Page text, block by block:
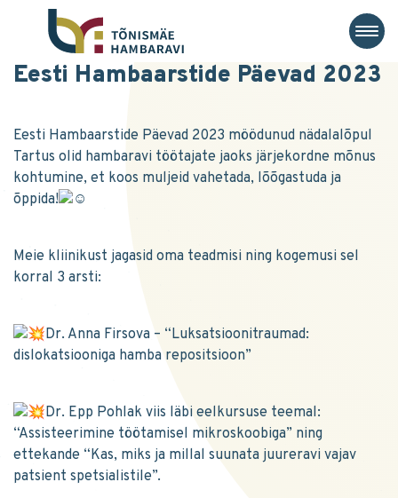
Eesti Hambaarstide Päevad 2023
Eesti Hambaarstide Päevad 2023 möödunud nädalalõpul
Tartus olid hambaravi töötajate jaoks järjekordne mõnus
kohtumine, et koos muljeid vahetada, lõõgastuda ja
õppida!
Meie kliinikust jagasid oma teadmisi ning kogemusi sel
korral 3 arsti:
Dr. Anna Firsova – “Luksatsioonitraumad:
dislokatsiooniga hamba repositsioon”
Dr. Epp Pohlak viis läbi eelkursuse teemal:
“Assisteerimine töötamisel mikroskoobiga” ning
ettekande “Kas, miks ja millal suunata juureravi vajav
patsient spetsialistile”.